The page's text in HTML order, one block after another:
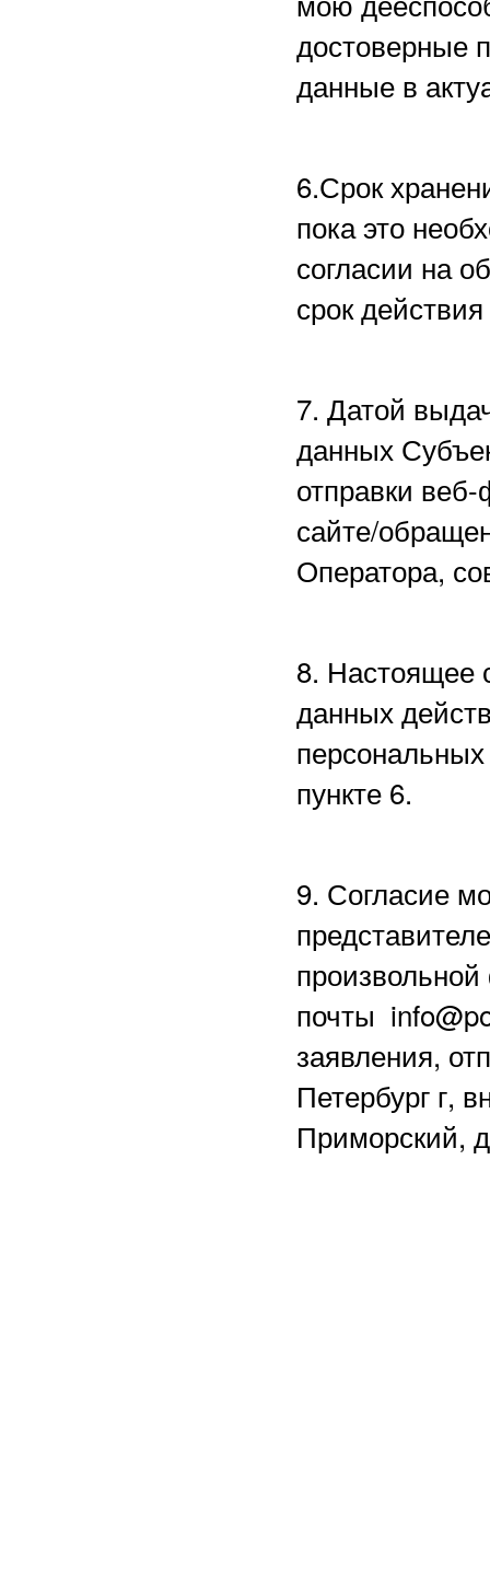
достоверные
данные в
6.Срок
пока это
согласии на
срок
7. Датой
данных
отправки
сайте/
Оператора,
8. Настоящее
данных
пункте 6.
9. Согласие
почты
заявления,
Петербург г,
Приморский,